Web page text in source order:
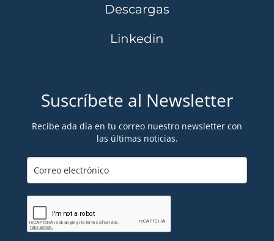
Descargas
Linkedin
Suscríbete al Newsletter
Recibe ada día en tu correo nuestro newsletter con
las últimas noticias.